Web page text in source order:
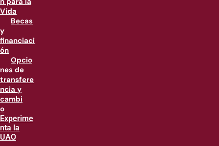
Vida
Becas
y
financiaci
ón
Opcio
nes de
transfere
ncia y
cambi
o
Experime
nta la
UAO